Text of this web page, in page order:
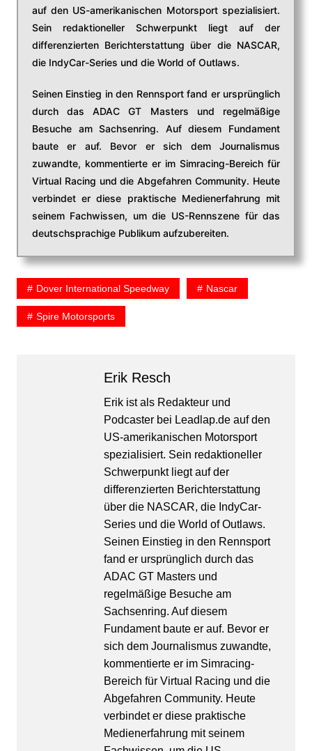
auf den US-amerikanischen Motorsport spezialisiert.
Sein redaktioneller Schwerpunkt liegt auf der
differenzierten Berichterstattung über die NASCAR,
die IndyCar-Series und die World of Outlaws.
Seinen Einstieg in den Rennsport fand er ursprünglich
durch das ADAC GT Masters und regelmäßige
Besuche am Sachsenring. Auf diesem Fundament
baute er auf. Bevor er sich dem Journalismus
zuwandte, kommentierte er im Simracing-Bereich für
Virtual Racing und die Abgefahren Community. Heute
verbindet er diese praktische Medienerfahrung mit
seinem Fachwissen, um die US-Rennszene für das
deutschsprachige Publikum aufzubereiten.
Dover International Speedway Nascar
Spire Motorsports
Erik Resch
Erik ist als Redakteur und
Podcaster bei Leadlap.de auf den
US-amerikanischen Motorsport
spezialisiert. Sein redaktioneller
Schwerpunkt liegt auf der
differenzierten Berichterstattung
über die NASCAR, die IndyCar-
Series und die World of Outlaws.
Seinen Einstieg in den Rennsport
fand er ursprünglich durch das
ADAC GT Masters und
regelmäßige Besuche am
Sachsenring. Auf diesem
Fundament baute er auf. Bevor er
sich dem Journalismus zuwandte,
kommentierte er im Simracing-
Bereich für Virtual Racing und die
Abgefahren Community. Heute
verbindet er diese praktische
Medienerfahrung mit seinem